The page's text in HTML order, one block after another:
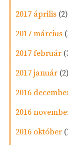
2017 április (2)
2017 március
2017 február
2017 január (2)
2016
2016
2016 október